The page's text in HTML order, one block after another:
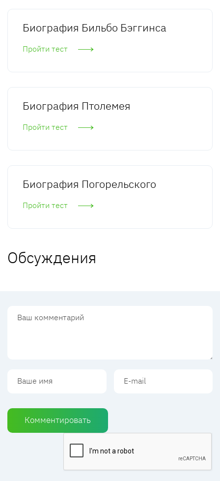
Биография Бильбо Бэггинса
Пройти тест
Биография Птолемея
Пройти тест
Биография Погорельского
Пройти тест
Обсуждения
Комментировать